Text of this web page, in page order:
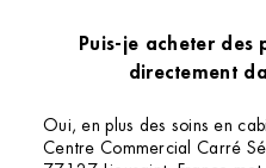
Puis-je acheter des
directement
Oui, en plus des soins en
Centre Commercial Carré